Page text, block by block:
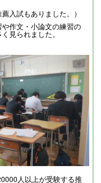
入試もありました。）
作文・小論文の練習の
見られました。
人以上が受験する推